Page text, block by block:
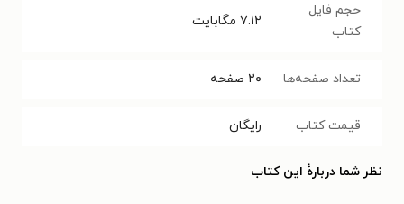
حجم فایل
کتاب
۷.۱۲ مگابایت
تعداد صفحه‌ها ۲۰ صفحه
قیمت کتاب رایگان
نظر شما دربارهٔ این کتاب